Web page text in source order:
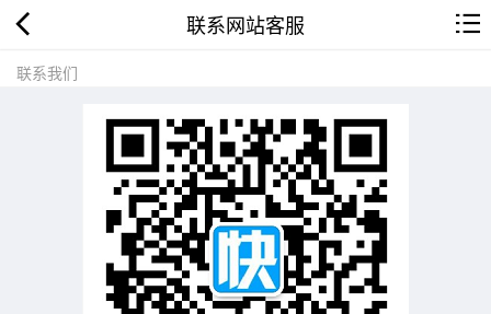
联系网站客服
联系我们